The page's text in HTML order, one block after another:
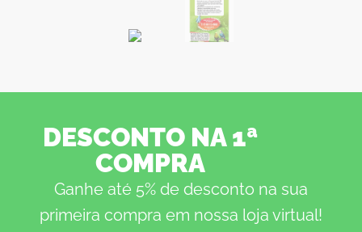
DESCONTO NA 1ª
COMPRA
Ganhe até 5% de desconto na sua
primeira compra em nossa loja virtual!